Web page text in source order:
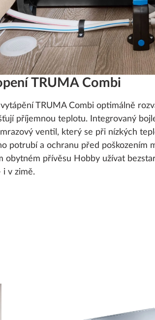
TRUMA Combi
TRUMA Combi optimálně
příjemnou teplotu. Integrovaný
ventil, který se při nízkých
potrubí a ochranu před poškozením
obytném přívěsu Hobby užívat
i v zimě.